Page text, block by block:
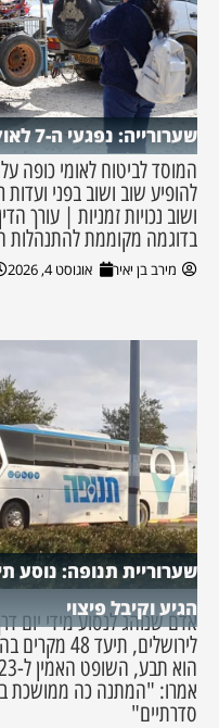
שערורייה: נפגעי ה-7 לאוקטובר ממשיכים להיפגע
להופיע שוב ושוב בפני
ושוב נכויות זמניות | עורך
בדוגמה מקוממת להתנהלות
מירב בן יאיר אוגוסט 4, 2026
הגיע וקיבל פיצוי
אדם שנוהג לנסוע מידי יום
לירושלים,
אמרו: "המתנה כה ממושכת
סדרתיים"